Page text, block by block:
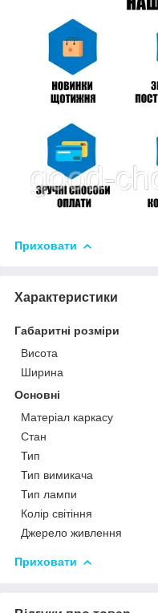
Приховати
Характеристики
Габаритні розміри
Висота
Ширина
Основні
Матеріал каркасу
Стан
Тип
Тип вимикача
Тип лампи
Колір світіння
Джерело живлення
Приховати